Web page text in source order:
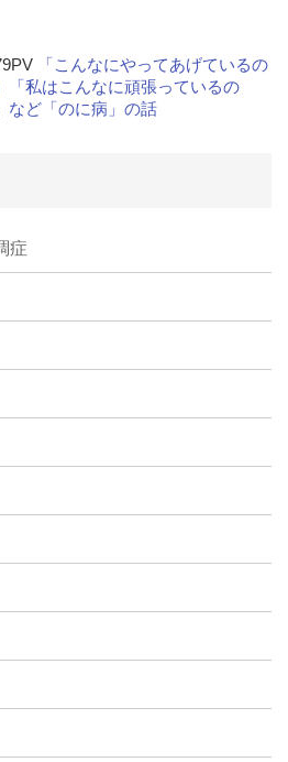
「こんなにやってあげているの
「私はこんなに頑張っているの
など「のに病」の話
症